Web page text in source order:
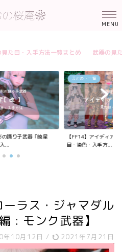
た目・入手方法一覧まとめ
武器の見
の踊り子武器「暁星
...
まとめ・一覧
【FF14】アイディア
目・染色・入手方...
ーラス・ジャマダル
: モンク武器】
年10月12日 / 2021年7月21日